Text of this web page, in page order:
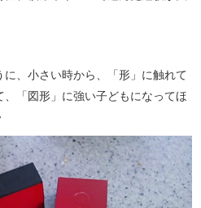
、小さい時から、「形」に触れて
「図形」に強い子どもになってほ